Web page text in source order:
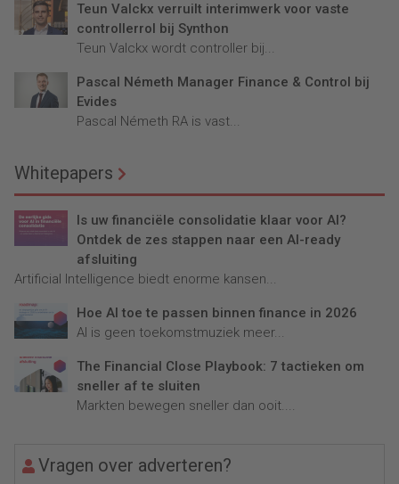
Teun Valckx verruilt interimwerk voor vaste
controllerrol bij Synthon
Teun Valckx wordt controller bij...
Pascal Németh Manager Finance & Control bij
Evides
Pascal Németh RA is vast...
Whitepapers
Is uw financiële consolidatie klaar voor AI?
Ontdek de zes stappen naar een AI-ready
afsluiting
Artificial Intelligence biedt enorme kansen...
Hoe AI toe te passen binnen finance in 2026
AI is geen toekomstmuziek meer...
The Financial Close Playbook: 7 tactieken om
sneller af te sluiten
Markten bewegen sneller dan ooit....
Vragen over adverteren?